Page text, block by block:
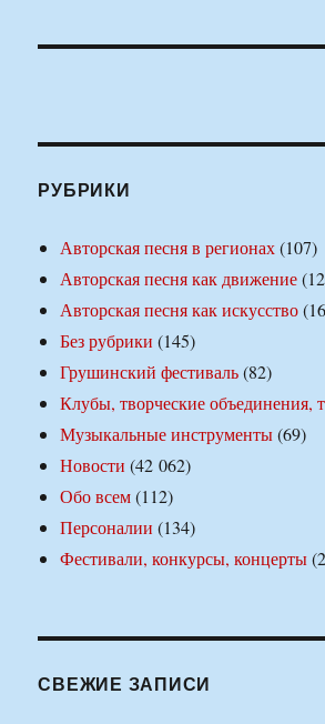
РУБРИКИ
Авторская песня в регионах(107)
Авторская песня как движение
Авторская песня как искусство
Без рубрики (145)
Грушинский фестиваль(82)
Клубы, творческие объединения,
Музыкальные инструменты(69)
Новости (42 062)
Обо всем(112)
Персоналии (134)
Фестивали, конкурсы, концерты
СВЕЖИЕ ЗАПИСИ